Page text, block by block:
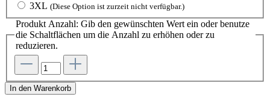
3XL (Diese Option ist zurzeit nicht verfügbar.)
Produkt Anzahl: Gib den gewünschten Wert ein oder benutze
die Schaltflächen um die Anzahl zu erhöhen oder zu
reduzieren.
In den Warenkorb